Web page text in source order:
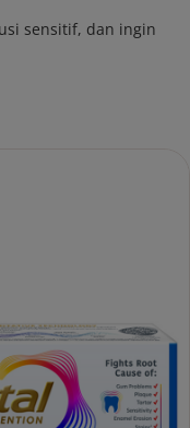
sensitif, dan ingin